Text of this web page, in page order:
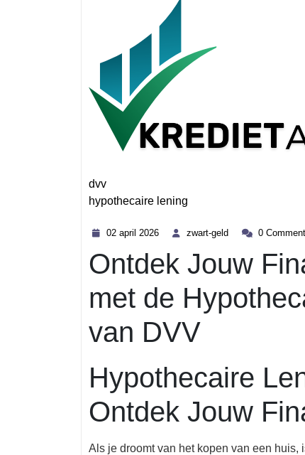
dvv
hypothecaire lening
02 april 2026
2026
zwart-geld
zwart- 0
Ontdek Jouw
met de
van DVV
Hypothecaire
Ontdek Jouw
Als je droomt van het kopen van een